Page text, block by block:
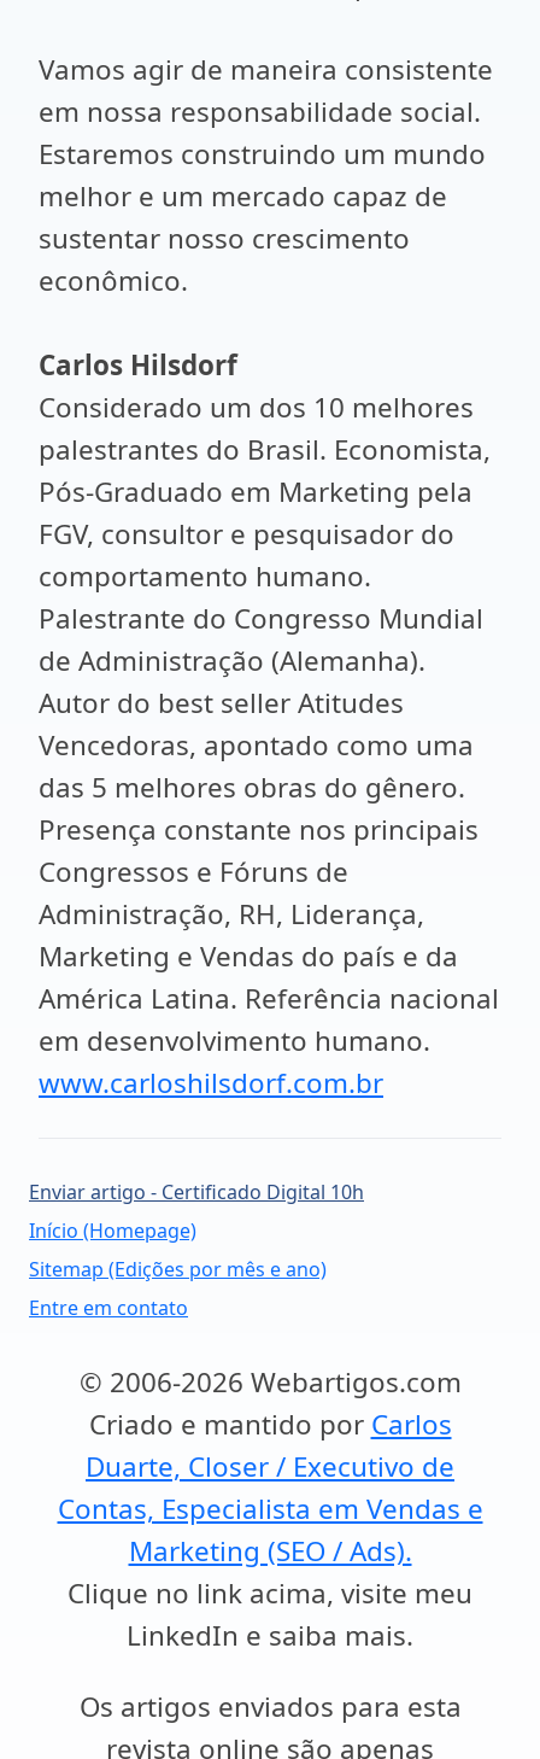
Vamos agir de maneira consistente
em nossa responsabilidade social.
Estaremos construindo um mundo
melhor e um mercado capaz de
sustentar nosso crescimento
econômico.
Carlos Hilsdorf
Considerado um dos 10 melhores
palestrantes do Brasil. Economista,
Pós-Graduado em Marketing pela
FGV, consultor e pesquisador do
comportamento humano.
Palestrante do Congresso Mundial
de Administração (Alemanha).
Autor do best seller Atitudes
Vencedoras, apontado como uma
das 5 melhores obras do gênero.
Presença constante nos principais
Congressos e Fóruns de
Administração, RH, Liderança,
Marketing e Vendas do país e da
América Latina. Referência nacional
em desenvolvimento humano.
www.carloshilsdorf.com.br
Enviar artigo - Certificado Digital 10h
Início (Homepage)
Sitemap (Edições por mês e ano)
Entre em contato
© 2006-2026 Webartigos.com
Criado e mantido por Carlos
Duarte, Closer / Executivo de
Contas, Especialista em Vendas e
Marketing (SEO / Ads).
Clique no link acima, visite meu
LinkedIn e saiba mais.
Os artigos enviados para esta
revista online são apenas